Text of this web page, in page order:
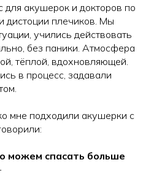
для акушерок и докторов по
дистоции плечиков. Мы
учились действовать
без паники. Атмосфера
тёплой, вдохновляющей.
в процесс, задавали
мне подходили акушерки с
можем спасать больше